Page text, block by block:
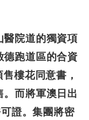
醫院道的獨資項
德跑道區的合資
樓花同意書，
而將軍澳日出
證。集團將密